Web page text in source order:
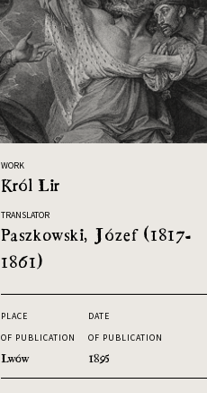
WORK
Król Lir
TRANSLATOR
Paszkowski, Józef (1817-
1861)
PLACE
OF PUBLICATION
Lwów
DATE
OF PUBLICATION
1895